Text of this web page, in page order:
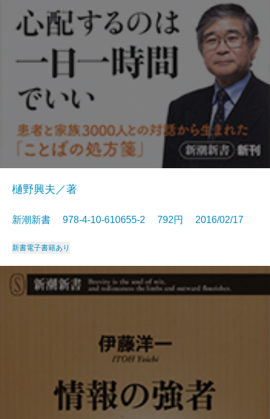
樋野興夫／著
新潮新書 978-4-10-610655-2 792円 2016/02/17
新書電子書籍あり